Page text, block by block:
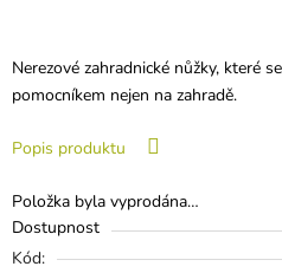
Nerezové zahradnické nůžky, které
pomocníkem nejen na zahradě.
Popis produktu
Položka byla vyprodána…
Dostupnost
Kód: